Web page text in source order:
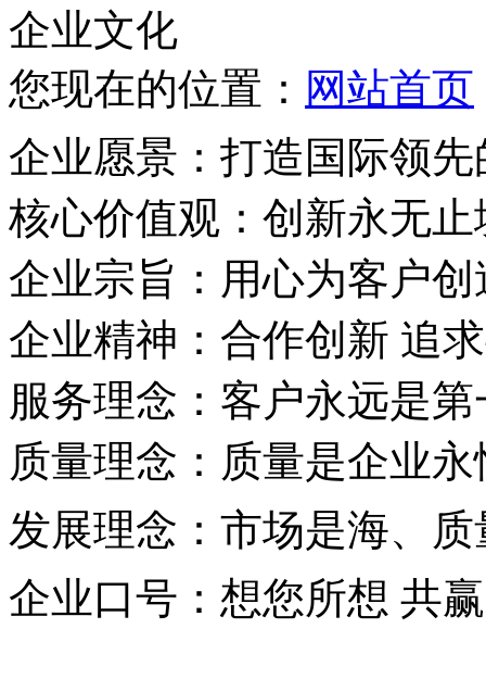
企业文化
您现在的位置： 网站首页
企业愿景：打造国际领
核心价值观：创新永无止
企业宗旨：用心为客户创
企业精神：合作创新 追
服务理念：客户永远是
质量理念：质量是企业
发展理念：市场是海、
企业口号：想您所想 共